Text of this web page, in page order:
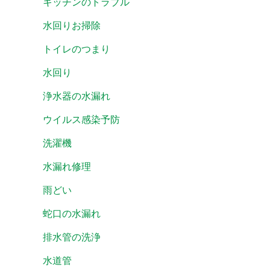
キッチンのトラブル
水回りお掃除
トイレのつまり
水回り
浄水器の水漏れ
ウイルス感染予防
洗濯機
水漏れ修理
雨どい
蛇口の水漏れ
排水管の洗浄
水道管